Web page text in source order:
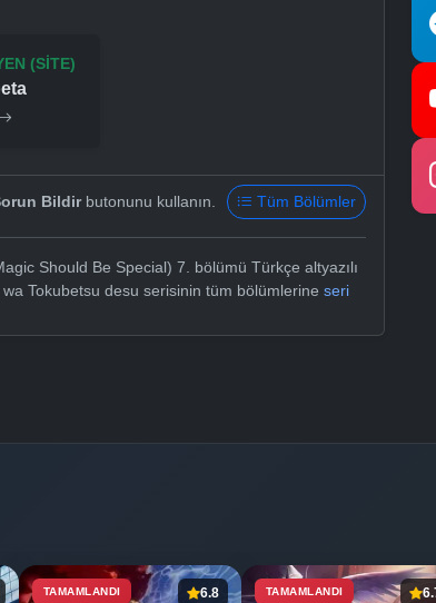
(SITE)
Bildirbutonunu kullanın. Tüm Bölümler
Should Be Special) 7. bölümü Türkçe altyazılı
Tokubetsu desu serisinin tüm bölümlerine seri
TAMAMLANDI 6.8 TAMAMLANDI